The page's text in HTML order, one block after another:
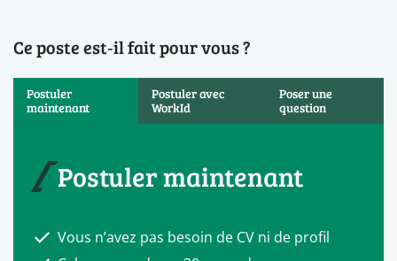
Ce poste est‑il fait pour vous ?
Postuler
maintenant
Postuler avec
WorkId
Poser une
question
Postuler maintenant
Vous n’avez pas besoin de CV ni de profil